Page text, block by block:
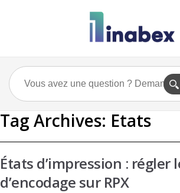
Tag Archives: Etats
États d’impression : régler
d’encodage sur RPX